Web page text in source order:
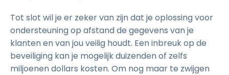
Tot slot wil je er zeker van zijn dat je oplossing voor
ondersteuning op afstand de gegevens van je
klanten en van jou veilig houdt. Een inbreuk op de
beveiliging kan je mogelijk duizenden of zelfs
miljoenen dollars kosten. Om nog maar te zwijgen